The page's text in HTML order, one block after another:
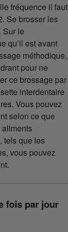
fréquence il faut
Se brosser les
Sur le
qu’il est avant
méthodique,
pour ne
ce brossage par
interdentaire
Vous pouvez
selon ce que
tels que les
vous pouvez
fois par jour